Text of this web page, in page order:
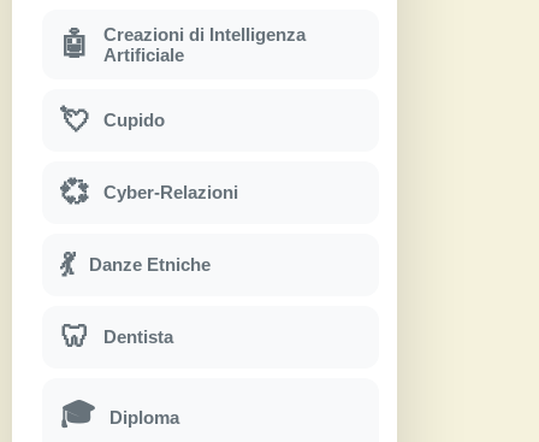
🤖
Creazioni di Intelligenza
Artificiale
💘 Cupido
💞 Cyber-Relazioni
💃 Danze Etniche
🦷 Dentista
🎓 Diploma